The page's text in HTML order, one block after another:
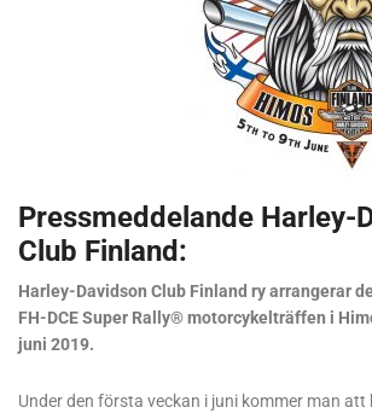
Pressmeddelande Harley-
Club Finland:
Harley-Davidson Club Finland ry arrangerar
FH-DCE Super Rally® motorcykelträffen i
juni 2019.
Under den första veckan i juni kommer man